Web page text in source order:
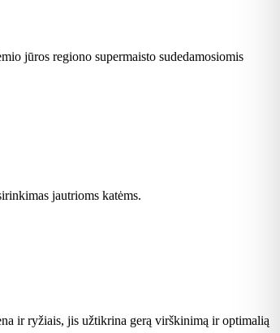
jūros regiono supermaisto sudedamosiomis
jautrioms katėms.
ir ryžiais, jis užtikrina gerą virškinimą ir optimalią